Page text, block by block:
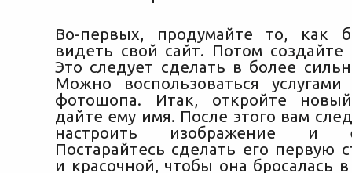
Во-первых, продумайте то, как
видеть свой сайт. Потом создайте
Это следует сделать в более
Можно воспользоваться
фотошопа. Итак, откройте
дайте ему имя. После этого вам
настроить изображение и
Постарайтесь сделать его первую
и красочной, чтобы она бросалась в